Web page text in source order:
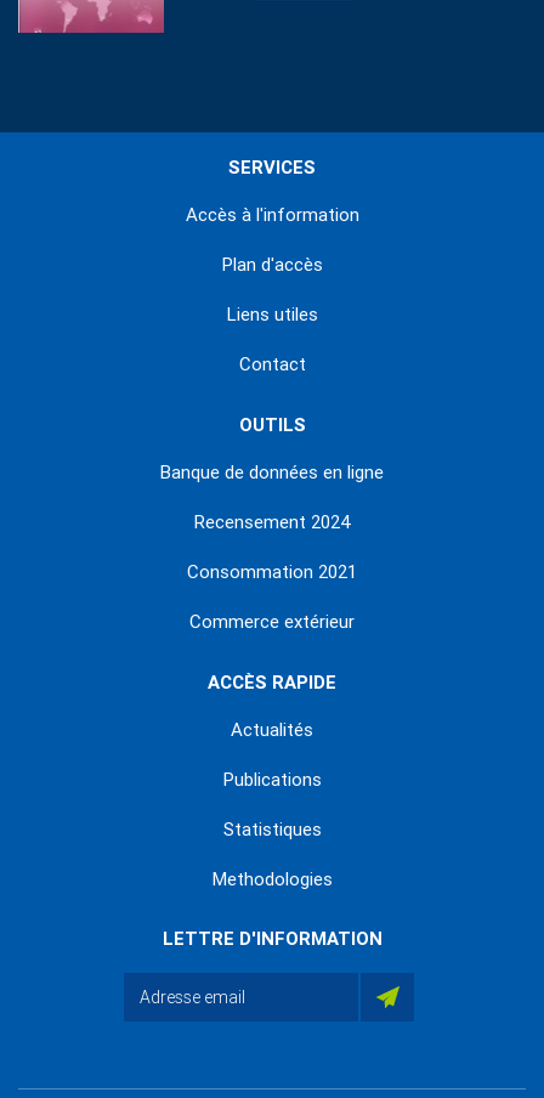
SERVICES
Accès à l'information
Plan d'accès
Liens utiles
Contact
OUTILS
Banque de données en ligne
Recensement 2024
Consommation 2021
Commerce extérieur
ACCÈS RAPIDE
Actualités
Publications
Statistiques
Methodologies
LETTRE D'INFORMATION